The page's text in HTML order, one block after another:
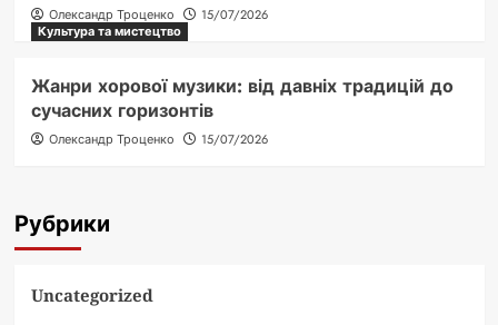
Олександр Троценко
15/07/2026
Культура та мистецтво
Жанри хорової музики: від давніх традицій до
сучасних горизонтів
Олександр Троценко 15/07/2026
Рубрики
Uncategorized